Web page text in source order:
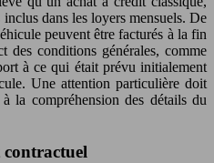
dans les loyers mensuels. De
peuvent être facturés à la fin
des conditions générales, comme
à ce qui était prévu initialement
Une attention particulière doit
la compréhension des détails du
contractuel